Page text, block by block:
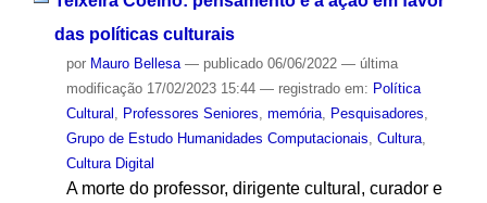
das políticas culturais
por Mauro Bellesa — publicado06/06/2022 — última
modificação17/02/2023 15:44 — registrado em: Política
Cultural , Professores Seniores, memória, Pesquisadores,
Grupo de Estudo Humanidades Computacionais, Cultura,
Cultura Digital
A morte do professor, dirigente cultural, curador e